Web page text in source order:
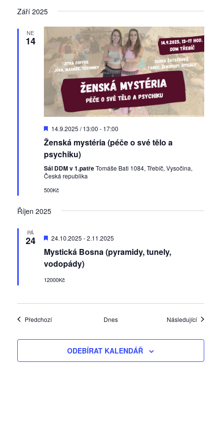
Září 2025
NE
14
D
p
o
r
u
č
n
14.9.2025 / 13:00 - 17:00
Ženská mystéria (péče o své tělo a
psychiku)
Sál DDM v 1.patřeTomáše Bati 1084, Třebíč, Vysočina,
Česká republika
500Kč
Říjen 2025
PÁ
24
D
p
o
r
u
č
24.10.2025 -2.11.2025
Mystická Bosna (pyramidy, tunely,
vodopády)
12000Kč
PředchozíAkce Dnes NásledujícíAkce
ODEBÍRAT KALENDÁŘ